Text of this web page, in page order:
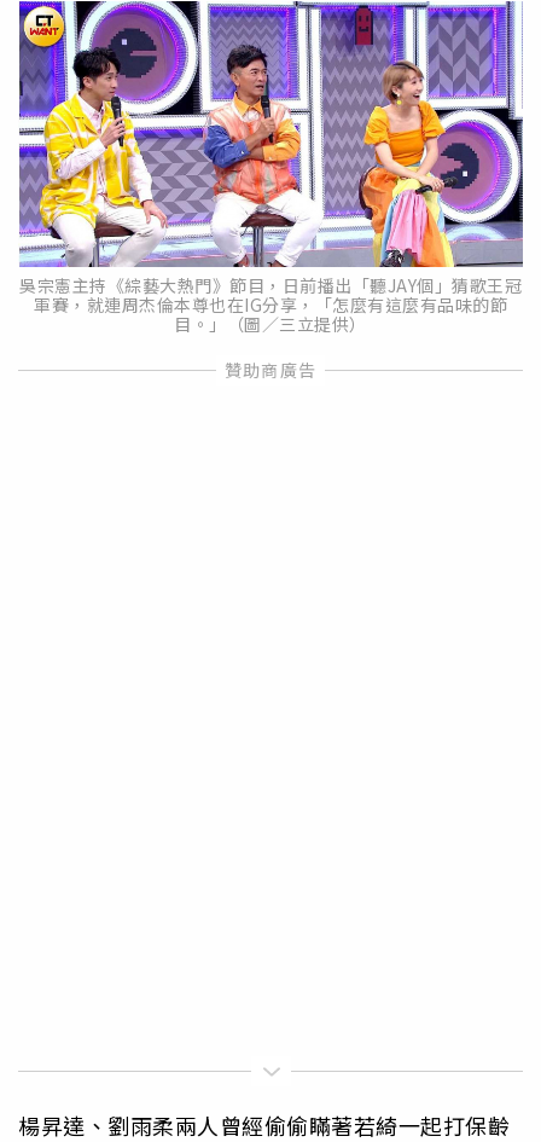
吳宗憲主持《綜藝大熱門》節目，日前播出「聽JAY個」猜歌王冠
軍賽，就連周杰倫本尊也在IG分享，「怎麼有這麼有品味的節
目。」（圖／三立提供）
楊昇達、劉雨柔兩人曾經偷偷瞞著若綺一起打保齡